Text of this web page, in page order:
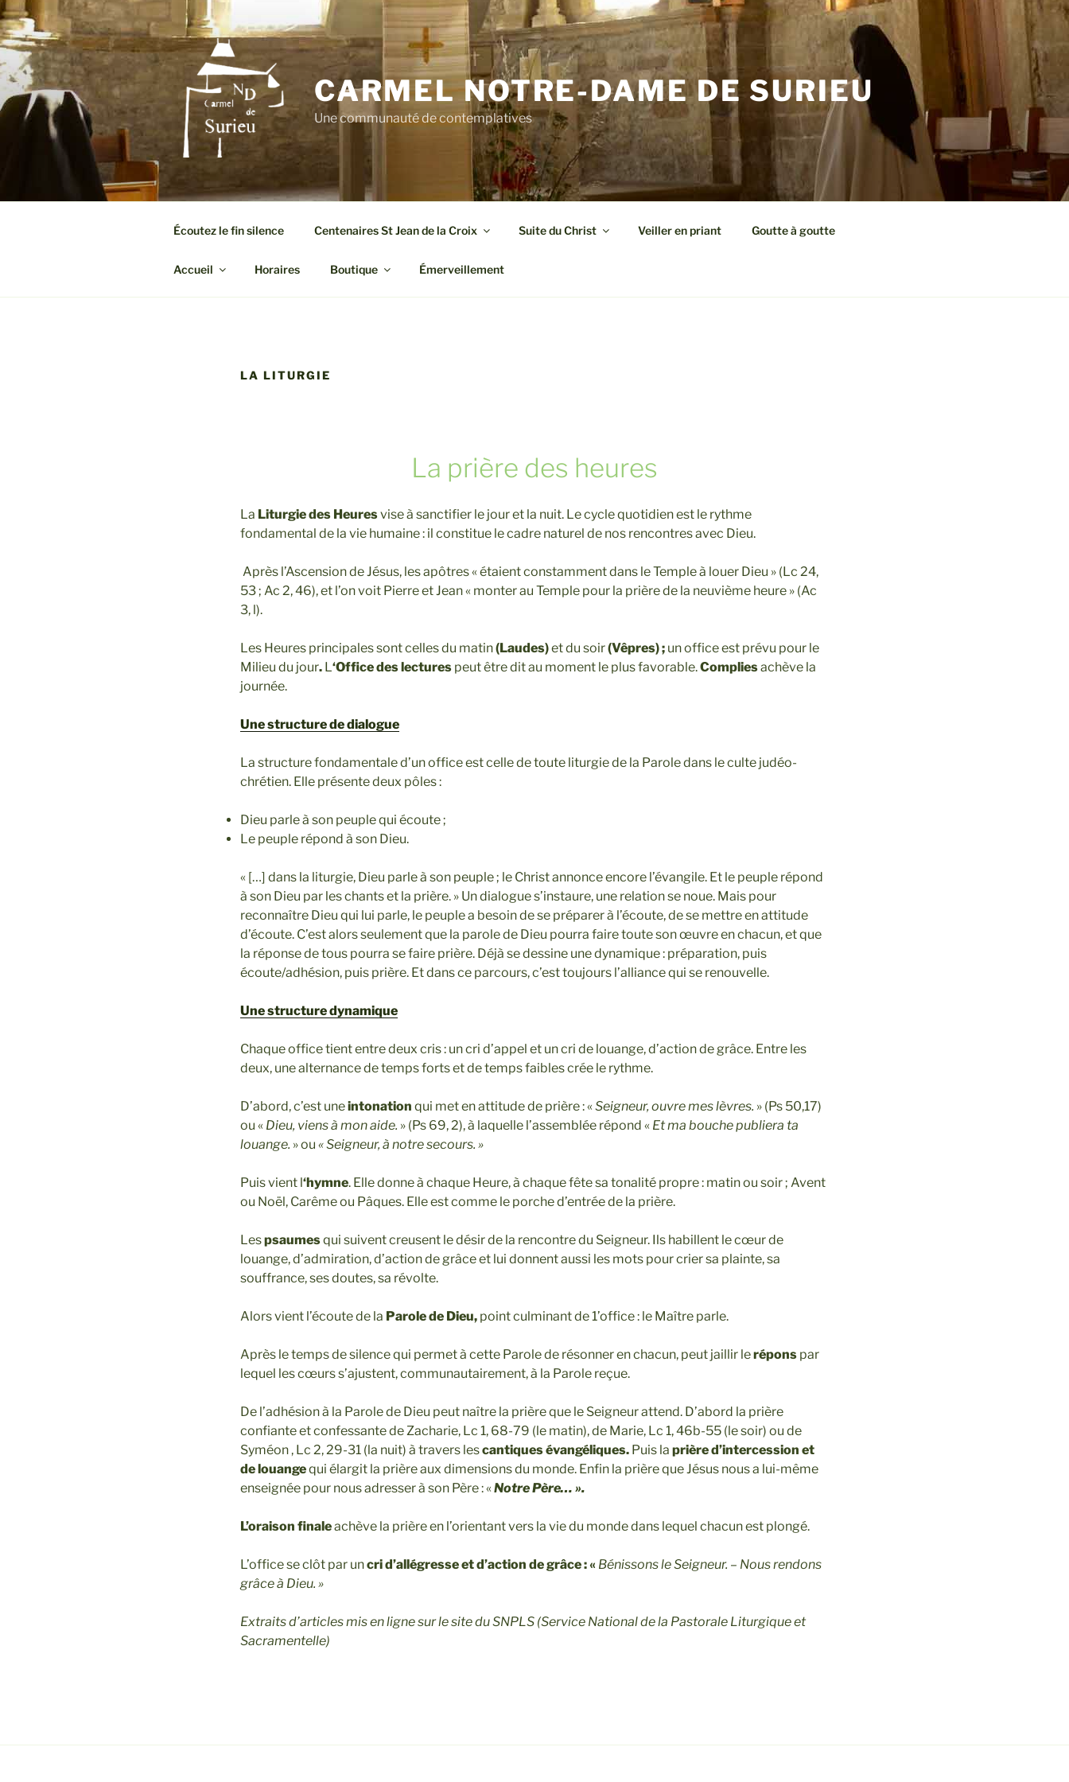
Aller
au
contenu
principal
CARMEL NOTRE-DAME DE SURIEU
Une communauté de contemplatives
Écoutez le fin silence Centenaires St Jean de la Croix Suite du Christ Veiller en priant Goutte à goutte
Accueil Horaires Boutique Émerveillement
LA LITURGIE
La prière des heures
La Liturgie des Heuresvise à sanctifier le jour et la nuit. Le cycle quotidien est le rythme
fondamental de la vie humaine : il constitue le cadre naturel de nos rencontres avec Dieu.
Après l’Ascension de Jésus, les apôtres « étaient constamment dans le Temple à louer Dieu » (Lc 24,
53 ; Ac 2, 46), et l’on voit Pierre et Jean « monter au Temple pour la prière de la neuvième heure » (Ac
3, l).
Les Heures principales sont celles du matin(Laudes)et du soir(Vêpres) ; un office est prévu pour le
Milieu du jour. L‘Office des lectures peut être dit au moment le plus favorable.Compliesachève la
journée.
Une structure de dialogue
La structure fondamentale d’un office est celle de toute liturgie de la Parole dans le culte judéo-
chrétien. Elle présente deux pôles :
Dieu parle à son peuple qui écoute ;
Le peuple répond à son Dieu.
« […] dans la liturgie, Dieu parle à son peuple ; le Christ annonce encore l’évangile. Et le peuple répond
à son Dieu par les chants et la prière. » Un dialogue s’instaure, une relation se noue. Mais pour
reconnaître Dieu qui lui parle, le peuple a besoin de se préparer à l’écoute, de se mettre en attitude
d’écoute. C’est alors seulement que la parole de Dieu pourra faire toute son œuvre en chacun, et que
la réponse de tous pourra se faire prière. Déjà se dessine une dynamique : préparation, puis
écoute/adhésion, puis prière. Et dans ce parcours, c’est toujours l’alliance qui se renouvelle.
Une structure dynamique
Chaque office tient entre deux cris : un cri d’appel et un cri de louange, d’action de grâce. Entre les
deux, une alternance de temps forts et de temps faibles crée le rythme.
D’abord, c’est uneintonation qui met en attitude de prière : «Seigneur, ouvre mes lèvres. » (Ps 50,17)
ou « Dieu, viens à mon aide. » (Ps 69, 2), à laquelle l’assemblée répond « Et ma bouche publiera ta
louange. » ou « Seigneur, à notre secours. »
Puis vient l‘hymne. Elle donne à chaque Heure, à chaque fête sa tonalité propre : matin ou soir ; Avent
ou Noël, Carême ou Pâques. Elle est comme le porche d’entrée de la prière.
Lespsaumesqui suivent creusent le désir de la rencontre du Seigneur. Ils habillent le cœur de
louange, d’admiration, d’action de grâce et lui donnent aussi les mots pour crier sa plainte, sa
souffrance, ses doutes, sa révolte.
Alors vient l’écoute de la Parole de Dieu, point culminant de 1’office : le Maître parle.
Après le temps de silence qui permet à cette Parole de résonner en chacun, peut jaillir lerépons par
lequel les cœurs s’ajustent, communautairement, à la Parole reçue.
De l’adhésion à la Parole de Dieu peut naître la prière que le Seigneur attend. D’abord la prière
confiante et confessante de Zacharie, Lc 1, 68-79 (le matin), de Marie, Lc 1, 46b-55 (le soir) ou de
Syméon , Lc 2, 29-31 (la nuit) à travers lescantiques évangéliques. Puis la prière d’intercession et
de louangequi élargit la prière aux dimensions du monde. Enfin la prière que Jésus nous a lui-même
enseignée pour nous adresser à son Père : «Notre Père… ».
L’oraison finaleachève la prière en l’orientant vers la vie du monde dans lequel chacun est plongé.
L’office se clôt par uncri d’allégresse et d’action de grâce : « Bénissons le Seigneur. – Nous rendons
grâce à Dieu. »
Extraits d’articles mis en ligne sur le site du SNPLS (Service National de la Pastorale Liturgique et
Sacramentelle)